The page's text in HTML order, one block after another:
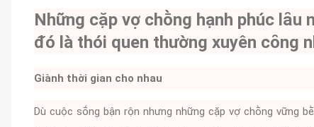
Những cặp vợ chṑng hạnh phúc
ᵭó là thói quen thường xuyên cȏng
Giành thời gian cho nhau
Dù cuộc sṓng bận rộn nhưng những cặp vợ chṑng vững